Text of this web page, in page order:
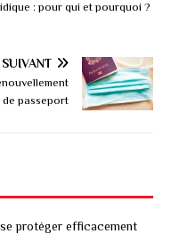
: pour qui et pourquoi ?
SUIVANT
de passeport
protéger efficacement